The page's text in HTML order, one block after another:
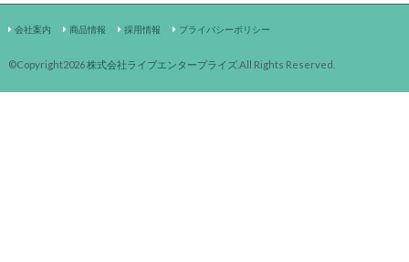
会社案内 商品情報 採用情報 プライバシーポリシー
©Copyright2026株式会社ライブエンタープライズ.All Rights Reserved.